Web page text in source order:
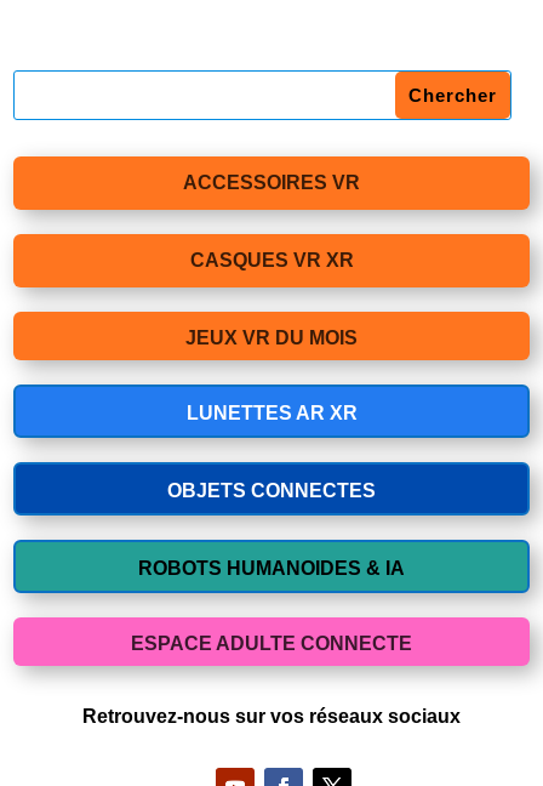
ACCESSOIRES VR
CASQUES VR XR
JEUX VR DU MOIS
LUNETTES AR XR
OBJETS CONNECTES
ROBOTS HUMANOIDES & IA
ESPACE ADULTE CONNECTE
Retrouvez-nous sur vos réseaux sociaux